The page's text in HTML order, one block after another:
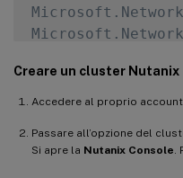
Creare un cluster Nutanix
Accedere al proprio account
Passare all’opzione del
Si apre la Nutanix Console